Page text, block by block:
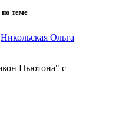
по теме
Никольская Ольга
Ньютона" с